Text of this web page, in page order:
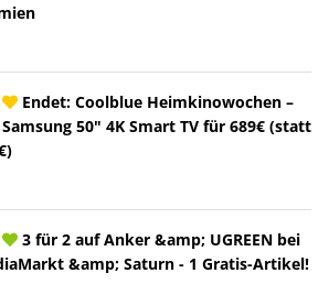
Endet: Coolblue Heimkinowochen –
Samsung 50" 4K Smart TV für 689€ (statt
3 für 2 auf Anker &amp; UGREEN bei
&amp; Saturn - 1 Gratis-Artikel!